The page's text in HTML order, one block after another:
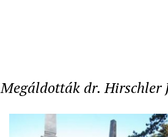
Megáldották dr. Hirschler